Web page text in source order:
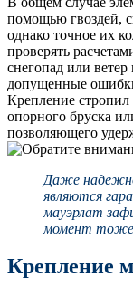
помощью гвоздей,
однако точное их
проверять
снегопад или ветер
допущенные
Крепление
опорного бруска
позволяющего
Даже
являются
мауэрлат
момент тоже
Крепление